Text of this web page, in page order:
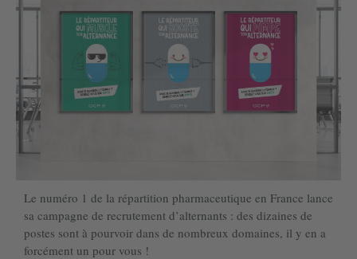
Le numéro 1 de la répartition pharmaceutique en France lance
sa campagne de recrutement d’alternants : des dizaines de
postes sont à pourvoir dans de nombreux domaines, il y en a
forcément un pour vous !